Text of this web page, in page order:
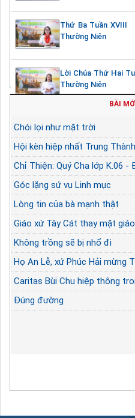
Thứ Ba Tuần XVIII
Thường Niên
Lời Chúa Thứ Hai
Thường Niên
BÀI
Chói lọi như mặt trời
Hội kèn hiệp nhất Trung
Chỉ Thiện: Quý Cha lớp K.06 -
Góc lặng sứ vụ Linh mục
Lòng tin của bà mạnh thật
Giáo xứ Tây Cát thay mặt
Không trồng sẽ bị nhổ đi
Họ An Lễ, xứ Phúc Hải mừng
Caritas Bùi Chu hiệp thông
Đúng đường